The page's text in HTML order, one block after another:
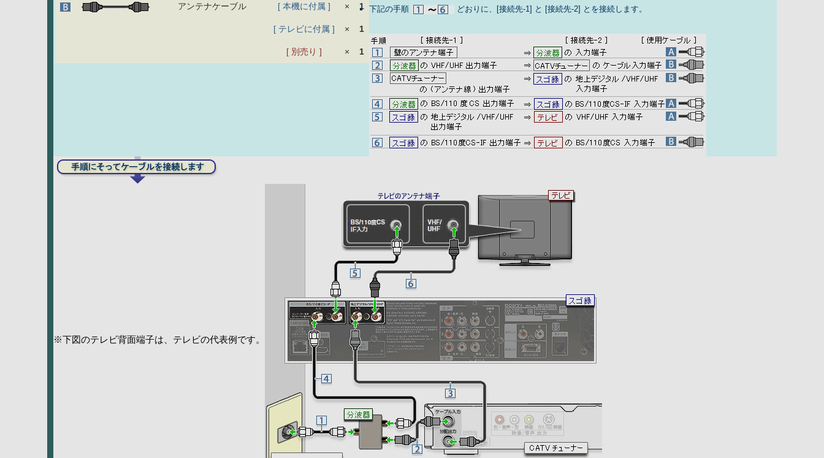
アンテナケーブル [ 本機に付属 ] × 1
[ テレビに付属 ] × 1
[ 別売り ] × 1
下記の手順 どおりに、[接続先-1] と [接続先-2] とを接続します。
※下図のテレビ背面端子は、テレビの代表例です。